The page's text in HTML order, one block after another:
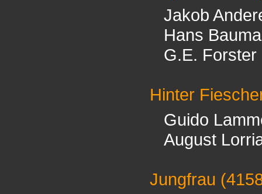
Jakob
Hans
G.E. Forster
Hinter
Guido
August
Jungfrau